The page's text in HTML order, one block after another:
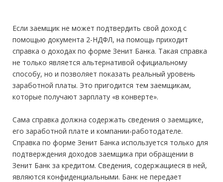
Если заемщик не может подтвердить свой доход с
помощью документа 2-НДФЛ, на помощь приходит
справка о доходах по форме Зенит Банка. Такая справка
не только является альтернативой официальному
способу, но и позволяет показать реальный уровень
заработной платы. Это пригодится тем заемщикам,
которые получают зарплату «в конверте».
Сама справка должна содержать сведения о заемщике,
его заработной плате и компании-работодателе.
Справка по форме Зенит Банка используется только для
подтверждения доходов заемщика при обращении в
Зенит Банк за кредитом. Сведения, содержащиеся в ней,
являются конфиденциальными. Банк не передает